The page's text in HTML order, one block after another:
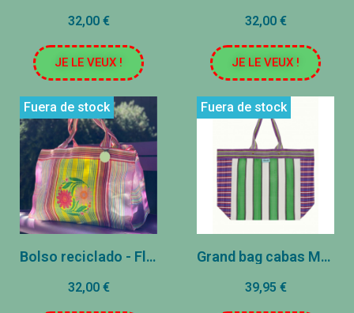
32,00 €
JE LE VEUX !
32,00 €
JE LE VEUX !
Fuera de stock
Bolso reciclado - Flores - Violet
32,00 €
Fuera de stock
Grand bag cabas Mercado - Fern Green
39,95 €